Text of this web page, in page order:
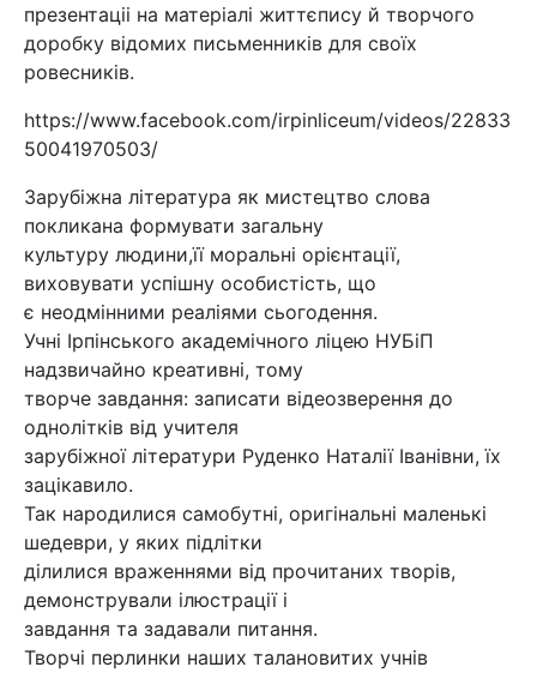
презентаціі на матеріалі життєпису й творчого
доробку відомих письменників для своїх
ровесників.
https://www.facebook.com/irpinliceum/videos/22833
50041970503/
Зарубіжна література як мистецтво слова
покликана формувати загальну
культуру людини,її моральні орієнтації,
виховувати успішну особистість, що
є неодмінними реаліями сьогодення.
Учні Ірпінського академічного ліцею НУБіП
надзвичайно креативні, тому
творче завдання: записати відеозверення до
однолітків від учителя
зарубіжної літератури Руденко Наталії Іванівни, їх
зацікавило.
Так народилися самобутні, оригінальні маленькі
шедеври, у яких підлітки
ділилися враженнями від прочитаних творів,
демонстрували ілюстрації і
завдання та задавали питання.
Творчі перлинки наших талановитих учнів